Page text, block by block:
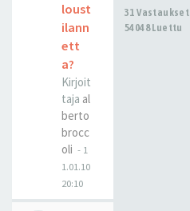
loust
ilann
ett
a?
Kirjoit
taja al
berto
brocc
oli - 1
1.01.10
20:10
31 Vastaukset
54048 Luettu